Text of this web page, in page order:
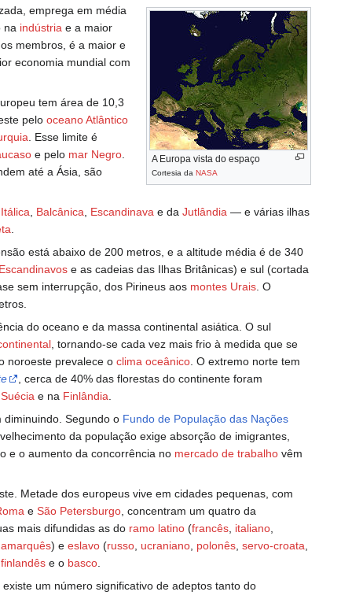
A Europa vista do espaço
Cortesia da NASA
emprega em média
na indústria e a maior
membros, é a maior e
economia mundial com
tem área de 10,3
pelo oceano Atlântico
. Esse limite é
e pelo mar Negro
até a Ásia, são
Itálica Balcânica Escandinava e da Jutlândia — e várias ilhas
está abaixo de 200 metros, e a altitude média é de 340
e as cadeias das Ilhas Britânicas) e sul (cortada
sem interrupção, dos Pirineus aos montes Urais . O
do oceano e da massa continental asiática. O sul
, tornando-se cada vez mais frio à medida que se
noroeste prevalece o clima oceânico . O extremo norte tem
, cerca de 40% das florestas do continente foram
Suécia e na Finlândia
diminuindo. Segundo o Fundo de População das Nações
da população exige absorção de imigrantes,
e o aumento da concorrência no mercado de trabalho vêm
Metade dos europeus vive em cidades pequenas, com
e São Petersburgo , concentram um quatro da
mais difundidas as do ramo latino (francês italiano
) e eslavo (russo ucraniano polonês servo-croata
finlandês e o basco
um número significativo de adeptos tanto do